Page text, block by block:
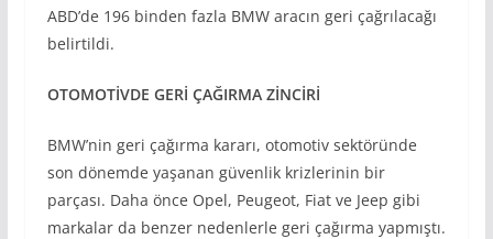
ABD’de 196 binden fazla BMW aracın geri çağrılacağı
belirtildi.
OTOMOTİVDE GERİ ÇAĞIRMA ZİNCİRİ
BMW’nin geri çağırma kararı, otomotiv sektöründe
son dönemde yaşanan güvenlik krizlerinin bir
parçası. Daha önce Opel, Peugeot, Fiat ve Jeep gibi
markalar da benzer nedenlerle geri çağırma yapmıştı.